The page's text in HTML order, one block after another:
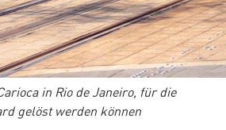
in Rio de Janeiro, für die
gelöst werden können